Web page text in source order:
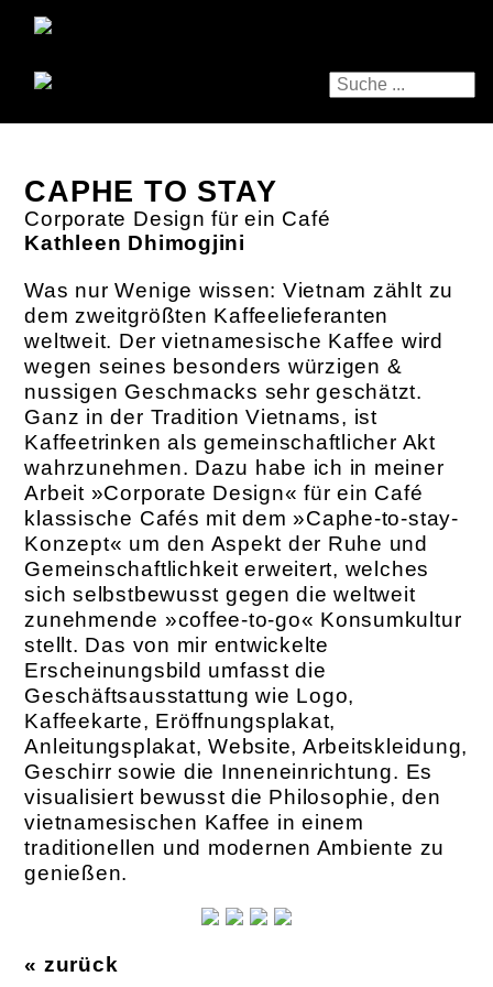
CAPHE TO STAY
Corporate Design für ein Café
Kathleen Dhimogjini
Was nur Wenige wissen: Vietnam zählt zu
dem zweitgrößten Kaffeelieferanten
weltweit. Der vietnamesische Kaffee wird
wegen seines besonders würzigen &
nussigen Geschmacks sehr geschätzt.
Ganz in der Tradition Vietnams, ist
Kaffeetrinken als gemeinschaftlicher Akt
wahrzunehmen. Dazu habe ich in meiner
Arbeit »Corporate Design« für ein Café
klassische Cafés mit dem »Caphe-to-stay-
Konzept« um den Aspekt der Ruhe und
Gemeinschaftlichkeit erweitert, welches
sich selbstbewusst gegen die weltweit
zunehmende »coffee-to-go« Konsumkultur
stellt. Das von mir entwickelte
Erscheinungsbild umfasst die
Geschäftsausstattung wie Logo,
Kaffeekarte, Eröffnungsplakat,
Anleitungsplakat, Website, Arbeitskleidung,
Geschirr sowie die Inneneinrichtung. Es
visualisiert bewusst die Philosophie, den
vietnamesischen Kaffee in einem
traditionellen und modernen Ambiente zu
genießen.
« zurück